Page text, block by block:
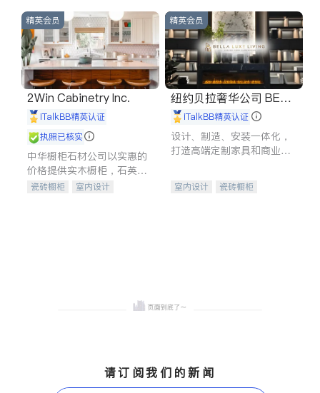
精英会员
2Win Cabinetry Inc.
iTalkBB精英认证
执照已核实
中华橱柜石材公司以实惠的
价格提供实木橱柜，石英石
台面，多种优质不锈钢水
瓷砖橱柜
室内设计
精英会员
纽约贝拉奢华公司 BELL
A LUXE
iTalkBB精英认证
设计、制造、安装一体化，
打造高端定制家具和商业空
室内设计
瓷砖橱柜
请订阅我们的新闻